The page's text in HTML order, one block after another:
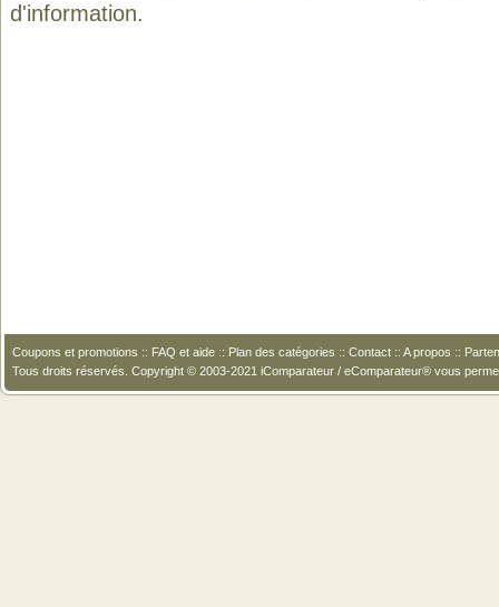
d'information.
Coupons et promotions :: FAQ et aide :: Plan des catégories :: Contact :: A propos ::
Tous droits réservés. Copyright © 2003-2021 iComparateur / eComparateur® vous